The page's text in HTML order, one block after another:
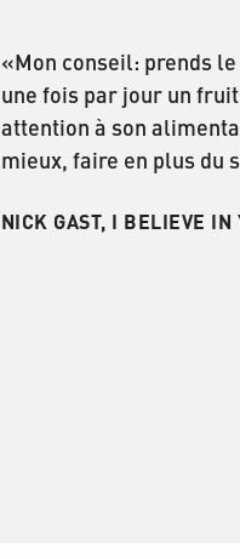
«Mon conseil: prends
une fois par jour un
attention à son
mieux, faire en plus du
NICK GAST, I BELIEVE IN